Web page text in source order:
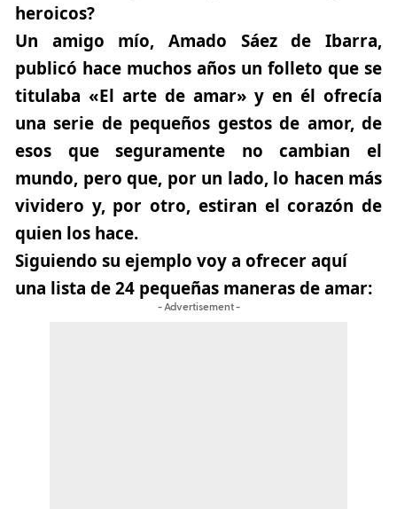
heroicos?
Un amigo mío, Amado Sáez de Ibarra,
publicó hace muchos años un folleto que se
titulaba «El arte de amar» y en él ofrecía
una serie de pequeños gestos de amor, de
esos que seguramente no cambian el
mundo, pero que, por un lado, lo hacen más
vividero y, por otro, estiran el corazón de
quien los hace.
Siguiendo su ejemplo voy a ofrecer aquí
una lista de 24 pequeñas maneras de amar:
- Advertisement -